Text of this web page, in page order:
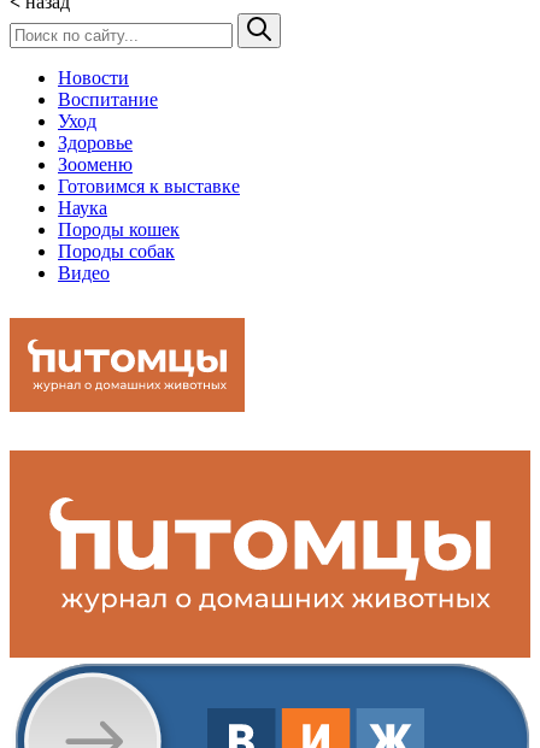
Новости
Воспитание
Уход
Здоровье
Зооменю
Готовимся к выставке
Наука
Породы кошек
Породы собак
Видео